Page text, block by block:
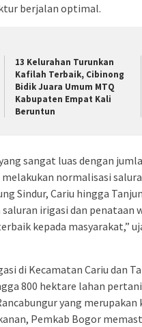
berjalan optimal.
13 Kelurahan Turunkan
Kafilah Terbaik, Cibinong
Bidik Juara Umum MTQ
Kabupaten Empat Kali
Beruntun
sangat luas dengan
normalisasi
Sindur, Cariu hingga
irigasi dan penataan
kepada masyarakat,”
di Kecamatan Cariu dan
800 hektare lahan
yang
Pemkab Bogor